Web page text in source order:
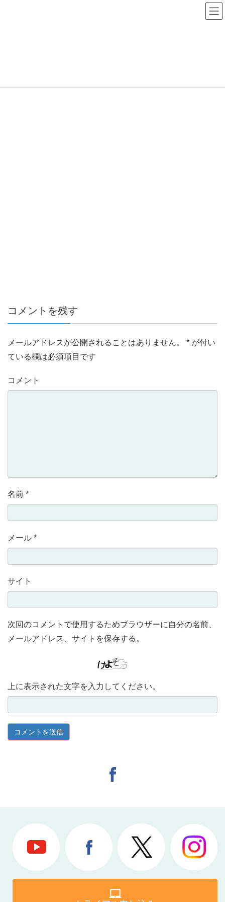
コメントを残す
メールアドレスが公開されることはありません。 * が付い
ている欄は必須項目です
コメント
名前 *
メール *
サイト
次回のコメントで使用するためブラウザーに自分の名前、
メールアドレス、サイトを保存する。
上に表示された文字を入力してください。